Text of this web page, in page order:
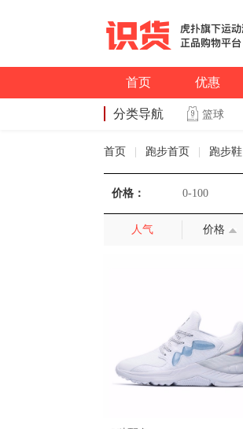
首页 优惠
分类导航 篮球
首页 跑步首页 跑步鞋
价格： 0-100
人气 价格